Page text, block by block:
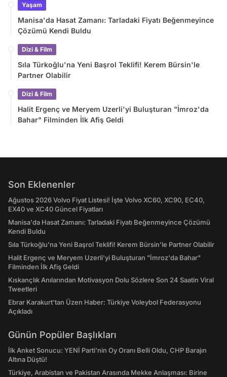
Yaşam
Manisa'da Hasat Zamanı: Tarladaki Fiyatı Beğenmeyince
Çözümü Kendi Buldu
Dizi & Film
Sıla Türkoğlu'na Yeni Başrol Teklifi! Kerem Bürsin'le
Partner Olabilir
Dizi & Film
Halit Ergenç ve Meryem Uzerli'yi Buluşturan "İmroz'da
Bahar" Filminden İlk Afiş Geldi
Son Eklenenler
Ağustos 2026 Volvo Fiyat Listesi! İşte Volvo XC60, XC90, EC40,
EX40 ve XC40 Güncel Fiyatları
Manisa'da Hasat Zamanı: Tarladaki Fiyatı Beğenmeyince Çözümü
Kendi Buldu
Sıla Türkoğlu'na Yeni Başrol Teklifi! Kerem Bürsin'le Partner Olabilir
Halit Ergenç ve Meryem Uzerli'yi Buluşturan "İmroz'da Bahar"
Filminden İlk Afiş Geldi
Kıskançlık Anılarından Motivasyon Dolu Sözlere Son 24 Saatin Viral
Tweetleri
Ebrar Karakurt'tan Üzen Haber: Türkiye Voleybol Federasyonu
Açıkladı
Günün Popüler Başlıkları
İlk Anket Sonucu: YENİ Parti'nin Oy Oranı Belli Oldu, CHP Barajın
Altına Düştü!
Türkiye, Arabistan ve Pakistan Arasında Mekke Anlaşması: Birine